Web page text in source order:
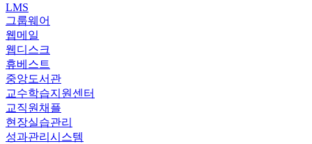
LMS
그룹웨어
웹메일
웹디스크
휴베스트
중앙도서관
교수학습지원센터
교직원채플
현장실습관리
성과관리시스템